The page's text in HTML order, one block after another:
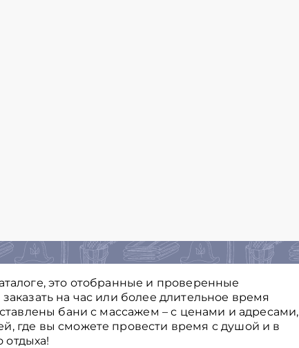
это отобранные и проверенные
на час или более длительное время
бани с массажем – с ценами и адресами,
где вы сможете провести время с душой и в